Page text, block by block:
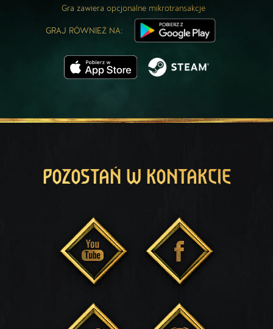
Gra zawiera opcjonalne mikrotransakcje
GRAJ RÓWNIEŻ NA:
POZOSTAŃ W KONTAKCIE